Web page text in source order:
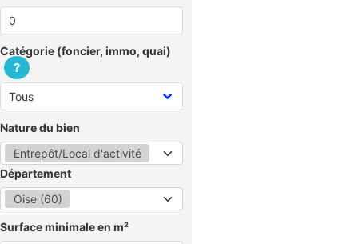
Catégorie (foncier, immo, quai)
?
Nature du bien
Entrepôt/Local d'activité
Département
Oise (60)
Surface minimale en m²